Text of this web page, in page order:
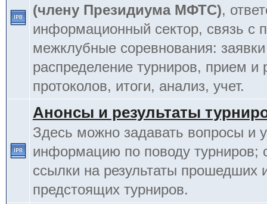
(члену Президиума МФТС),
информационный сектор, связь с
межклубные соревнования:
распределение турниров, прием и
протоколов, итоги, анализ, учет.
Анонсы и результаты
Здесь можно задавать вопросы и
информацию по поводу турниров;
ссылки на результаты прошедших
предстоящих турниров.